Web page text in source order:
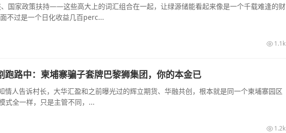
国家政策扶持——这些高大上的词汇组合在一起，让绿源储能看起来像是一个千载难逢的财
不过是一个日化收益几百perc...
1.1k
跑路中：柬埔寨骗子套牌巴黎狮集团，你的本金已
情人告诉村长，大华汇盈和之前曝光过的辉立期货、华融共创，根本就是同一个柬埔寨园区
式全一样，只是主管不同，...
1.2k